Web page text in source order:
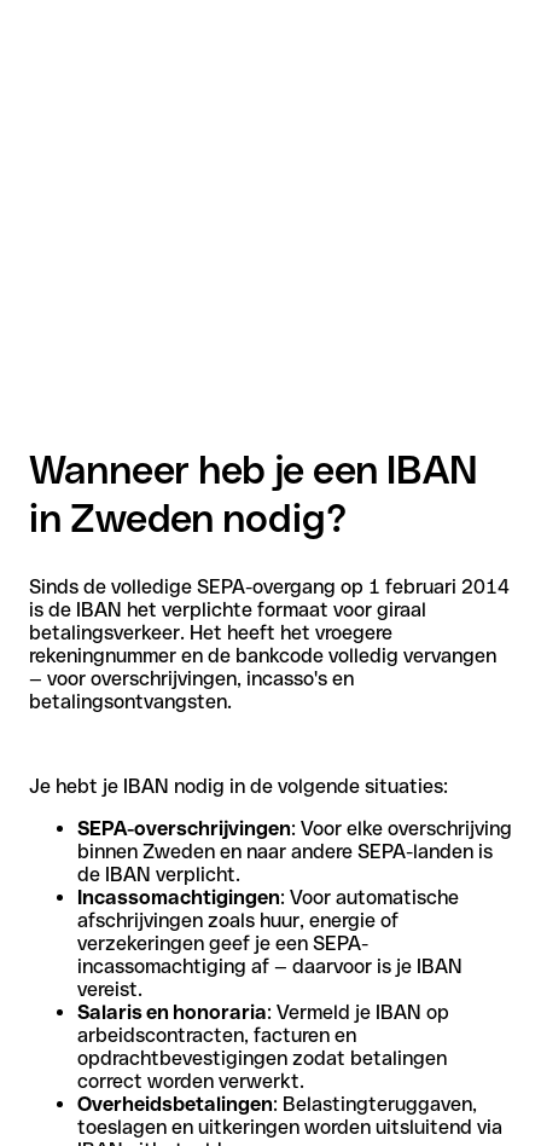
Wanneer heb je een IBAN
in Zweden nodig?
Sinds de volledige SEPA-overgang op 1 februari 2014
is de IBAN het verplichte formaat voor giraal
betalingsverkeer. Het heeft het vroegere
rekeningnummer en de bankcode volledig vervangen
— voor overschrijvingen, incasso's en
betalingsontvangsten.
Je hebt je IBAN nodig in de volgende situaties:
SEPA-overschrijvingen: Voor elke overschrijving
binnen Zweden en naar andere SEPA-landen is
de IBAN verplicht.
Incassomachtigingen: Voor automatische
afschrijvingen zoals huur, energie of
verzekeringen geef je een SEPA-
incassomachtiging af — daarvoor is je IBAN
vereist.
Salaris en honoraria: Vermeld je IBAN op
arbeidscontracten, facturen en
opdrachtbevestigingen zodat betalingen
correct worden verwerkt.
Overheidsbetalingen: Belastingteruggaven,
toeslagen en uitkeringen worden uitsluitend via